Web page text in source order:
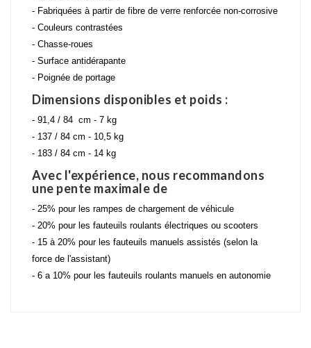
- Fabriquées à partir de fibre de verre renforcée non-corrosive
- Couleurs contrastées
- Chasse-roues
- Surface antidérapante
- Poignée de portage
Dimensions disponibles et poids :
- 91,4 / 84 cm - 7 kg
- 137 / 84 cm - 10,5 kg
- 183 / 84 cm - 14 kg
Avec l'expérience, nous recommandons
une pente maximale de
- 25% pour les rampes de chargement de véhicule
- 20% pour les fauteuils roulants électriques ou scooters
- 15 à 20% pour les fauteuils manuels assistés (selon la
force de l'assistant)
- 6 a 10% pour les fauteuils roulants manuels en autonomie